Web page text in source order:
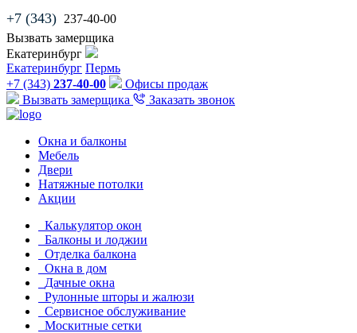
+7 (343) 237-40-00
Вызвать замерщика
Екатеринбург
Екатеринбург Пермь
+7 (343) 237-40-00
Офисы продаж
Вызвать замерщика
Заказать звонок
Окна и балконы
Мебель
Двери
Натяжные потолки
Акции
Калькулятор окон
Балконы и лоджии
Отделка балкона
Окна в дом
Дачные окна
Рулонные шторы и жалюзи
Сервисное обслуживание
Москитные сетки